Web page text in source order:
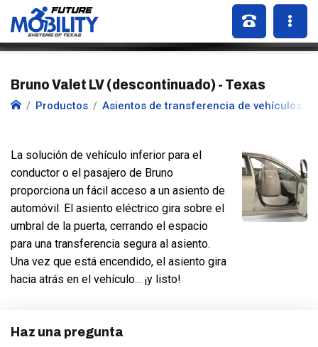
Bruno Valet LV (descontinuado) - Texas
Productos Asientos de transferencia de vehículos
La solución de vehículo inferior para el
conductor o el pasajero de Bruno
proporciona un fácil acceso a un asiento de
automóvil. El asiento eléctrico gira sobre el
umbral de la puerta, cerrando el espacio
para una transferencia segura al asiento.
Una vez que está encendido, el asiento gira
hacia atrás en el vehículo... ¡y listo!
Haz una pregunta